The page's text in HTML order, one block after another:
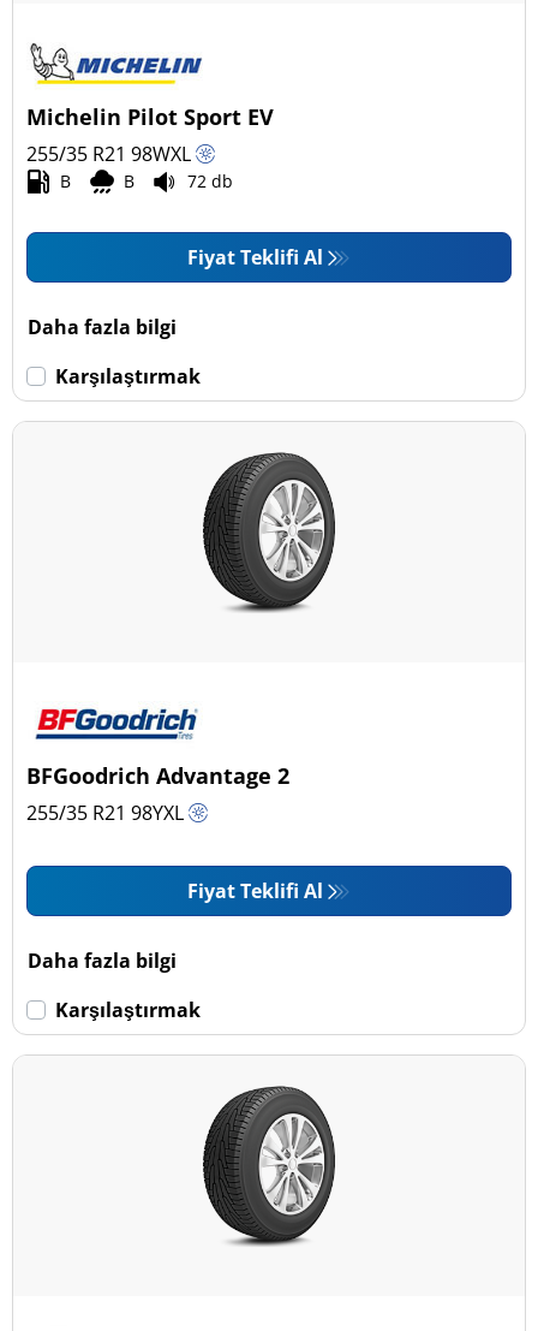
Michelin Pilot Sport EV
255/35 R2198WXL
B B 72 db
Fiyat Teklifi Al
Daha fazla bilgi
Karşılaştırmak
BFGoodrich Advantage 2
255/35 R2198YXL
Fiyat Teklifi Al
Daha fazla bilgi
Karşılaştırmak